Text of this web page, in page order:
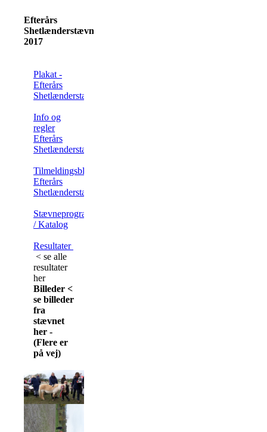
Efterårs
Shetlænderstævne
2017
Plakat -
Efterårs
Shetlænderstævne
Info og
regler
Efterårs
Shetlænderstævne
Tilmeldingsblanket
Efterårs
Shetlænderstævne
Stævneprogram
/ Katalog
Resultater
< se alle
resultater
her
Billeder <
se billeder
fra
stævnet
her -
(Flere er
på vej)